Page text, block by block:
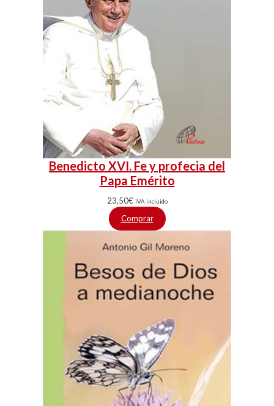
Benedicto XVI. Fe y profecia del
Papa Emérito
23,50€ IVA incluido
Comprar